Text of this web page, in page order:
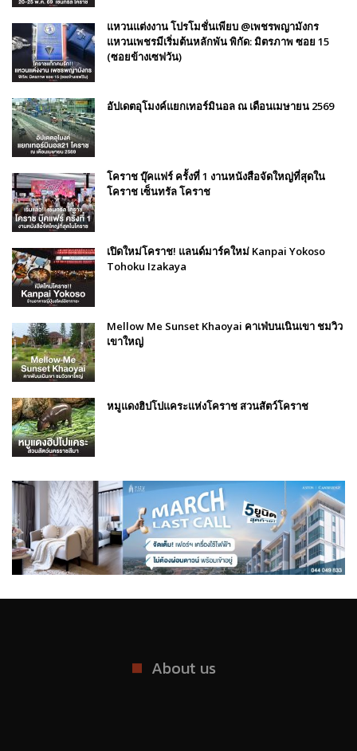
แหวนแต่งงาน โปรโมชั่นเพียบ @เพชรพญามังกร
แหวนเพชรมีเริ่มต้นหลักพัน พิกัด: มิตรภาพ ซอย 15
(ซอยข้างเซฟวัน)
อัปเดตอุโมงค์แยกเทอร์มินอล ณ เดือนเมษายน 2569
โคราช บุ๊คแฟร์​ ครั้งที่​ 1 งานหนังสือจัดใหญ่ที่สุดใน
โคราช เซ็นทรัล โคราช
เปิดใหม่โคราช! แลนด์มาร์คใหม่ Kanpai Yokoso
Tohoku Izakaya
Mellow Me Sunset Khaoyai คาเฟ่บนเนินเขา ชมวิว
เขาใหญ่
หมูแดงฮิปโปแคระแห่งโคราช สวนสัตว์โคราช
About us